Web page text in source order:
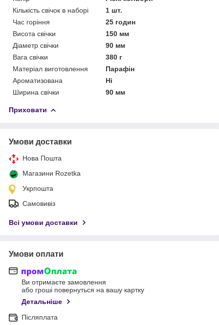
Кількість свічок в наборі
1 шт.
Час горіння
25 годин
Висота свічки
150 мм
Діаметр свічки
90 мм
Вага свічки
380 г
Матеріал виготовлення
Парафін
Ароматизована
Ні
Ширина свічки
90 мм
Приховати
Умови доставки
Нова Пошта
Магазини Rozetka
Укрпошта
Самовивіз
Всі умови доставки
Умови оплати
Ви отримаєте замовлення
або гроші повернуться на вашу картку
Детальніше
Післяплата